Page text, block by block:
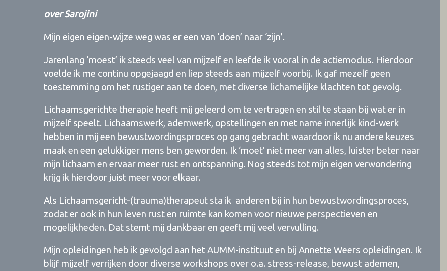
over Sarojini
Mijn eigen eigen-wijze weg was er een van ‘doen’ naar ‘zijn’.
Jarenlang ‘moest’ ik steeds veel van mijzelf en leefde ik vooral in de actiemodus. Hierdoor
voelde ik me continu opgejaagd en liep steeds aan mijzelf voorbij. Ik gaf mezelf geen
toestemming om het rustiger aan te doen, met diverse lichamelijke klachten tot gevolg.
Lichaamsgerichte therapie heeft mij geleerd om te vertragen en stil te staan bij wat er in
mijzelf speelt. Lichaamswerk, ademwerk, opstellingen en met name innerlijk kind-werk
hebben in mij een bewustwordingsproces op gang gebracht waardoor ik nu andere keuzes
maak en een gelukkiger mens ben geworden. Ik ‘moet’ niet meer van alles, luister beter naar
mijn lichaam en ervaar meer rust en ontspanning. Nog steeds tot mijn eigen verwondering
krijg ik hierdoor juist meer voor elkaar.
Als Lichaamsgericht-(trauma)therapeut sta ik anderen bij in hun bewustwordingsproces,
zodat er ook in hun leven rust en ruimte kan komen voor nieuwe perspectieven en
mogelijkheden. Dat stemt mij dankbaar en geeft mij veel vervulling.
Mijn opleidingen heb ik gevolgd aan het AUMM-instituut en bij Annette Weers opleidingen. Ik
blijf mijzelf verrijken door diverse workshops over o.a. stress-release, bewust ademen,